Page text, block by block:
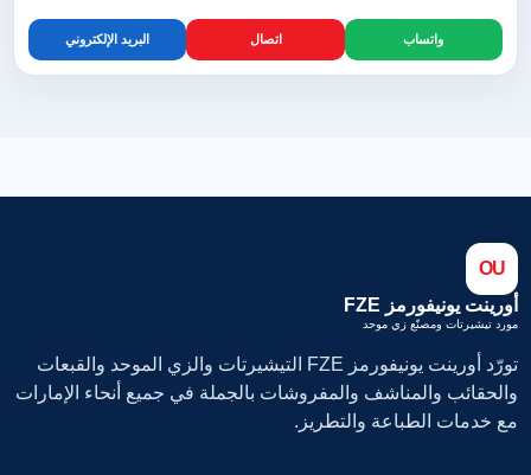
واتساب اتصال البريد الإلكتروني
OU
أورينت يونيفورمز FZE
مورد تيشيرتات ومصنّع زي موحد
تورّد أورينت يونيفورمز FZE التيشيرتات والزي الموحد والقبعات
والحقائب والمناشف والمفروشات بالجملة في جميع أنحاء الإمارات
مع خدمات الطباعة والتطريز.